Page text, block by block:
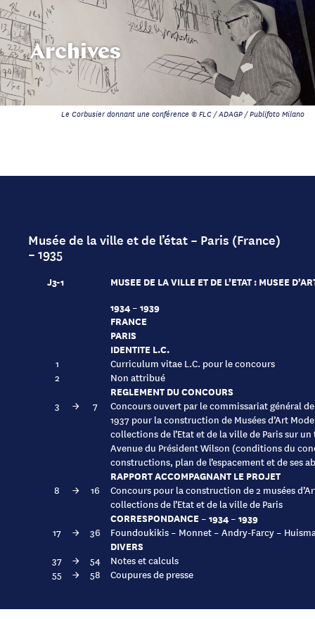
Archives
Le Corbusier donnant une conférence © FLC / ADAGP / Publifoto Milano
Musée de la ville et de l’état – Paris (France)
– 1935
J3-1
MUSEE DE LA VILLE ET DE L’ETAT : MUSEE
1934 – 1939
FRANCE
PARIS
IDENTITE L.C.
1
Curriculum vitae L.C. pour le concours
2
Non attribué
REGLEMENT DU CONCOURS
3 → 7
Concours ouvert par le commissariat général
1937 pour la construction de Musées d’Art
collections de l’Etat et de la ville de Paris sur
Avenue du Président Wilson (conditions du
constructions, plan de l’espacement et de ses
RAPPORT ACCOMPAGNANT LE PROJET
8 → 16
Concours pour la construction de 2 musées
collections de l’Etat et de la ville de Paris
CORRESPONDANCE – 1934 – 1939
17 → 36 Foundoukikis – Monnet – Andry-Farcy –
DIVERS
37 → 54
Notes et calculs
55
→ 58 Coupures de presse